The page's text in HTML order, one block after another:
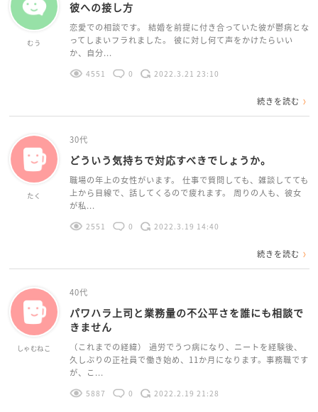
むう
彼への接し方
恋愛での相談です。 結婚を前提に付き合っていた彼が鬱病とな
ってしまいフラれました。 彼に対し何て声をかけたらいい
か、自分...
4551 0 2022.3.21 23:10
続きを読む
たく
30代
どういう気持ちで対応すべきでしょうか。
職場の年上の女性がいます。 仕事で質問しても、雑談してても
上から目線で、話してくるので疲れます。 周りの人も、彼女
が私...
2551 0 2022.3.19 14:40
続きを読む
しゃむねこ
40代
パワハラ上司と業務量の不公平さを誰にも相談で
きません
（これまでの経緯） 過労でうつ病になり、ニートを経験後、
久しぶりの正社員で働き始め、11か月になります。事務職です
が、こ...
5887 0 2022.2.19 21:28